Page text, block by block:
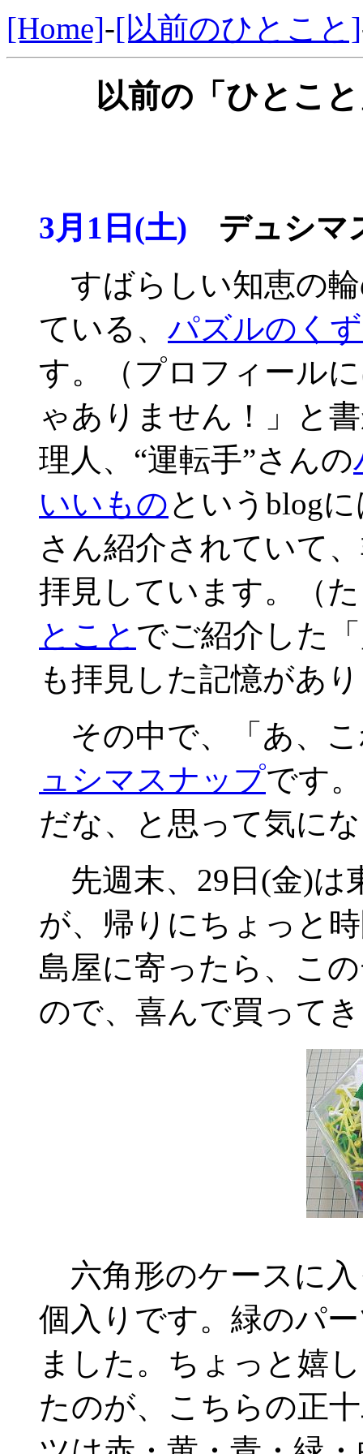
[Home]-[以前のひとこと]
以前の「ひとこ
3月1日(土) デュシマ
すばらしい知恵の
ている、 パズルのく
す。（プロフィール
ゃありません！」と
理人、“運転手”さんの
いいものというblog
さん紹介されていて
拝見しています。（
とこと でご紹介した
も拝見した記憶があ
その中で、「あ、
ュシマスナップです
だな、と思って気に
先週末、29日(金)は
が、帰りにちょっと
島屋に寄ったら、こ
ので、喜んで買って
六角形のケースに入
個入りです。緑のパ
ました。ちょっと嬉
たのが、こちらの正